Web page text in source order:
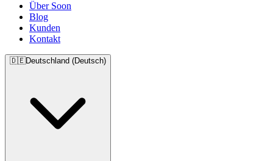
Über Soon
Blog
Kunden
Kontakt
🇩🇪Deutschland (Deutsch)